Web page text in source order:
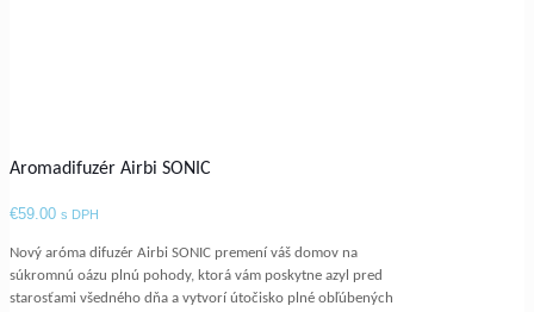
Aromadifuzér Airbi SONIC
€59.00 s DPH
Nový aróma difuzér Airbi SONIC premení váš domov na
súkromnú oázu plnú pohody, ktorá vám poskytne azyl pred
starosťami všedného dňa a vytvorí útočisko plné obľúbených